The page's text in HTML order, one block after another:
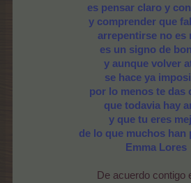
es pensar claro y
y comprender que
arrepentirse no es
es un signo de
y aunque volver
se hace ya
por lo menos te das
que todavia hay
y que tu eres
de lo que muchos han
Emma Lores
De acuerdo contigo